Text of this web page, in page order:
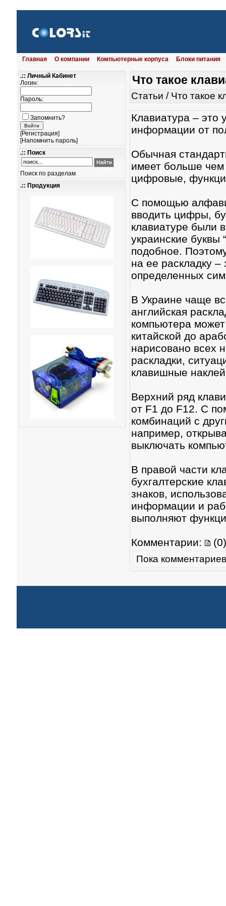
Главная О компании Компьютерные корпуса Блоки питания
.:: Личный Кабинет
Логин:
Пароль:
Запомнить?
[Регистрация]
[Напомнить пароль]
.:: Поиск
Поиск по разделам
.:: Продукция
Что такое
Статьи / Что такое
Клавиатура – это
информации от
Обычная
имеет больше
цифровые,
С помощью
вводить цифры,
клавиатуре были
украинские буквы
подобное.
на ее раскладку
определенных
В Украине чаще
английская
компьютера
китайской до
нарисовано всех
раскладки,
клавишные
Верхний ряд
от F1 до F12. С
комбинаций с
например,
выключать
В правой части
бухгалтерские
знаков,
информации и
выполняют
Комментарии: (0)
Пока